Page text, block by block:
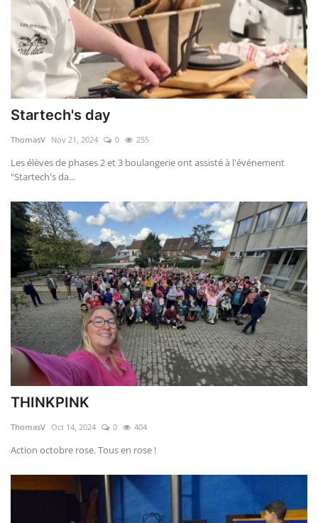
Startech's day
ThomasV Nov 21, 2024 0 255
Les élèves de phases 2 et 3 boulangerie ont assisté à l'événement
"Startech's da...
THINKPINK
ThomasV Oct 14, 2024 0 404
Action octobre rose. Tous en rose !